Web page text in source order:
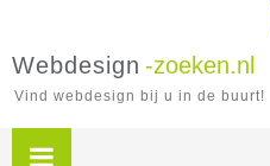
Webdesign -zoeken.nl
Vind webdesign bij u in de buurt!